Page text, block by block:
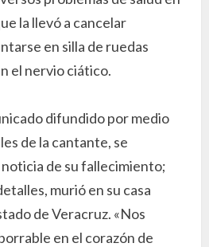
la llevó a cancelar
en silla de ruedas
el nervio ciático.
difundido por medio
de la cantante, se
de su fallecimiento;
murió en su casa
de Veracruz. «Nos
en el corazón de